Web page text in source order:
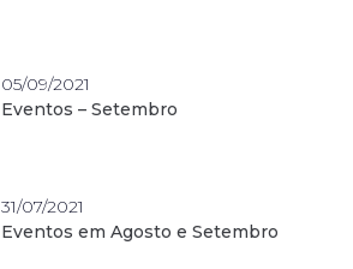
05/09/2021
Eventos – Setembro
31/07/2021
Eventos em Agosto e Setembro